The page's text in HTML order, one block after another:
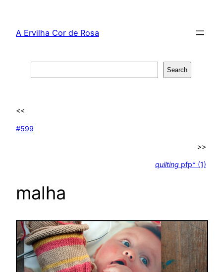
content
A Ervilha Cor de Rosa
Search
<<
#599
>>
quilting pfp* (1)
malha